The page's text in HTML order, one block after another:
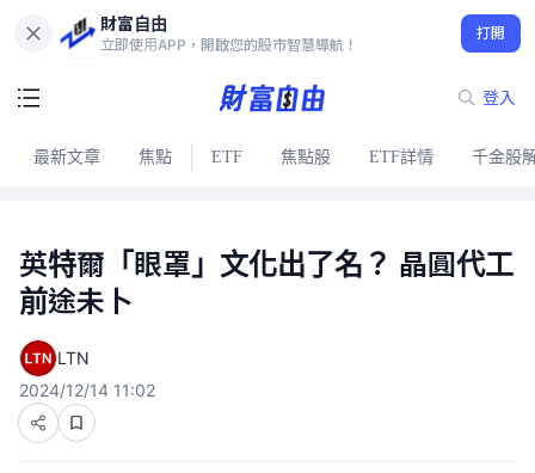
財富自由
立即使用APP，開啟您的股市智慧導航！
打開
登入
最新文章 焦點 ETF 焦點股 ETF詳情 千金股
英特爾「眼罩」文化出了名？ 晶圓代工
前途未卜
LTN
2024/12/14 11:02